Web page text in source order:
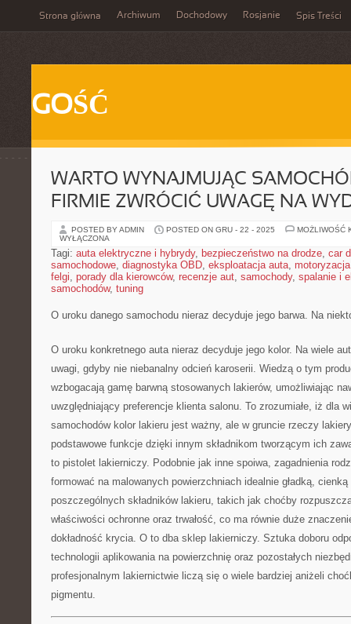
Strona główna Archiwum Dochodowy Rosjanie Spis Treści
GOŚĆ
WARTO WYNAJMUJĄC
FIRMIE ZWRÓCIĆ UWAGĘ NA
POSTED BY ADMIN POSTED ON GRU - 22 - 2025
MOŻLIWOŚĆ
WYŁĄCZONA
Tagi: auta elektryczne i hybrydy, bezpieczeństwo na drodze, car
samochodowe, diagnostyka OBD, eksploatacja auta, motoryzacja
felgi, porady dla kierowców, recenzje aut, samochody, spalanie i
samochodów, tuning
O uroku danego samochodu nieraz decyduje jego barwa. Na
O uroku konkretnego auta nieraz decyduje jego kolor. Na wiele
uwagi, gdyby nie niebanalny odcień karoserii. Wiedzą o tym
wzbogacają gamę barwną stosowanych lakierów, umożliwiając
uwzględniający preferencje klienta salonu. To zrozumiałe, iż dla
samochodów kolor lakieru jest ważny, ale w gruncie rzeczy
podstawowe funkcje dzięki innym składnikom tworzącym ich
to pistolet lakierniczy. Podobnie jak inne spoiwa, zagadnienia
formować na malowanych powierzchniach idealnie gładką, cienką
poszczególnych składników lakieru, takich jak choćby
właściwości ochronne oraz trwałość, co ma równie duże
dokładność krycia. O to dba sklep lakierniczy. Sztuka doboru
technologii aplikowania na powierzchnię oraz pozostałych
profesjonalnym lakiernictwie liczą się o wiele bardziej aniżeli
pigmentu.